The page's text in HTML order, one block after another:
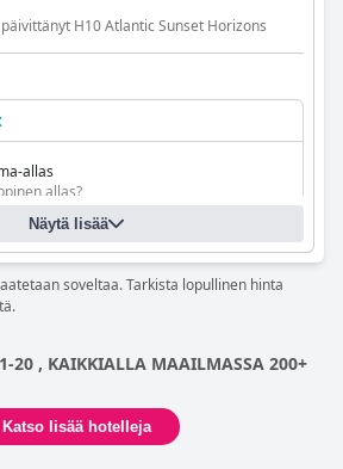
H10 Atlantic Sunset Horizons
allas
allas?
Näytä lisää
soveltaa. Tarkista lopullinen hinta
20 , KAIKKIALLA MAAILMASSA 200+
Katso lisää hotelleja